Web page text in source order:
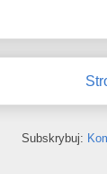
Subskrybuj: